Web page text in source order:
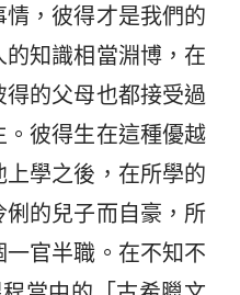
，彼得才是我們的
知識相當淵博，在
的父母也都接受過
彼得生在這種優越
學之後，在所學的
的兒子而自豪，所
官半職。在不知不